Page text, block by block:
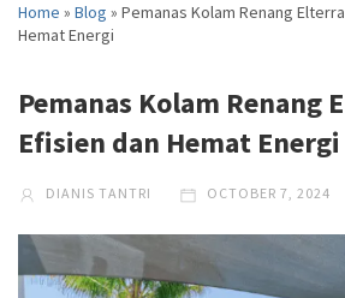
Home » Blog » Pemanas Kolam Renang
Hemat Energi
Pemanas Kolam Renang
Efisien dan Hemat Energi
DIANIS TANTRI OCTOBER 7, 2024